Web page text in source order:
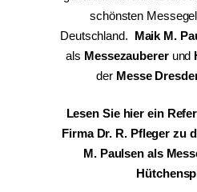
schönsten
Deutschland. Maik M.
als Messezaubererund
der Messe
Lesen Sie hier ein
Firma Dr. R. Pfleger zu
M. Paulsen als